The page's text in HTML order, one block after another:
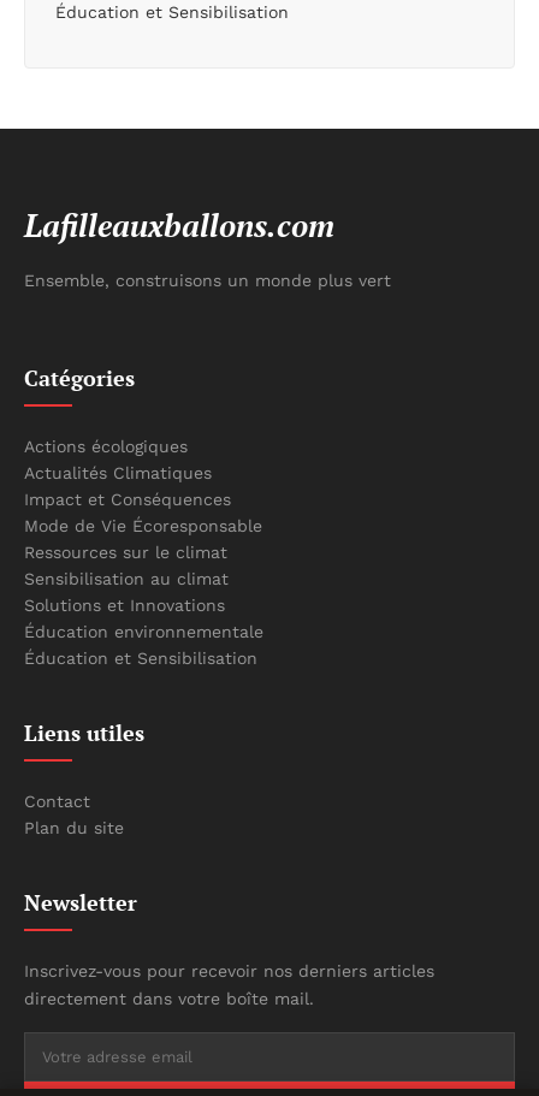
Éducation et Sensibilisation
Lafilleauxballons.com
Ensemble, construisons un monde plus vert
Catégories
Actions écologiques
Actualités Climatiques
Impact et Conséquences
Mode de Vie Écoresponsable
Ressources sur le climat
Sensibilisation au climat
Solutions et Innovations
Éducation environnementale
Éducation et Sensibilisation
Liens utiles
Contact
Plan du site
Newsletter
Inscrivez-vous pour recevoir nos derniers articles
directement dans votre boîte mail.